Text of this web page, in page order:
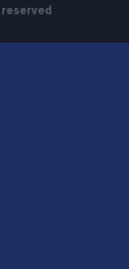
reserved